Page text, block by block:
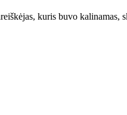
kuris buvo kalinamas,